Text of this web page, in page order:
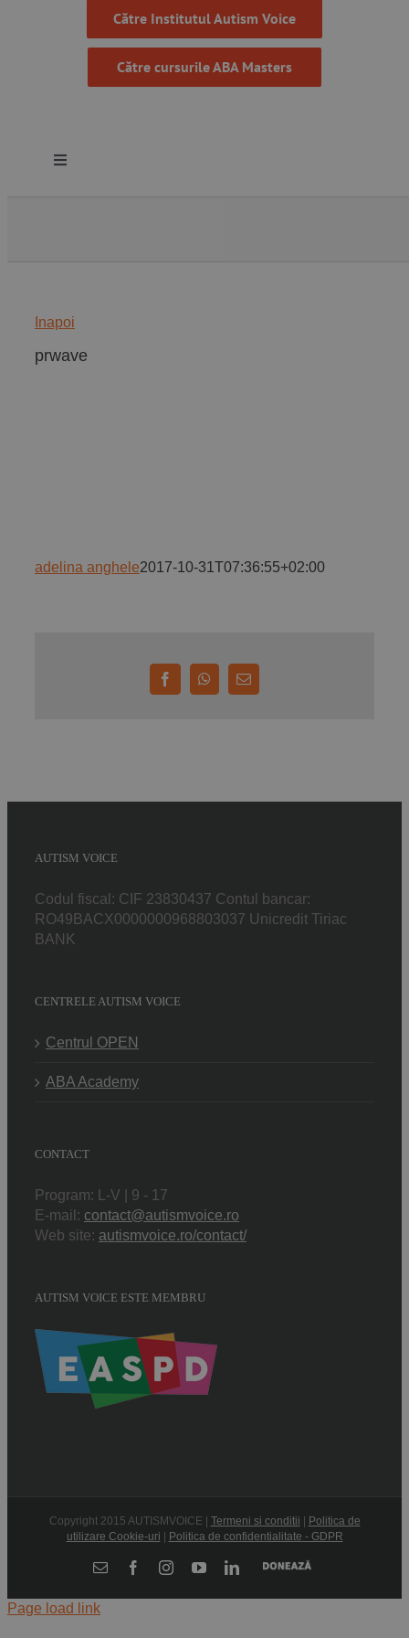
Către Institutul Autism Voice
Către cursurile ABA Masters
Toggle
Programe
Contact
Inapoi
prwave
adelina anghele2017-10-31T07:36:55+02:00
FacebookWhatsApp
E-
AUTISM VOICE
Codul fiscal: CIF 23830437 Contul bancar:
RO49BACX0000000968803037 Unicredit Tiriac
BANK
CENTRELE AUTISM VOICE
Centrul OPEN
ABA Academy
CONTACT
Program: L-V | 9 - 17
E-mail: contact@autismvoice.ro
Web site: autismvoice.ro/contact/
AUTISM VOICE ESTE MEMBRU
Copyright 2015 AUTISMVOICE | Termeni si conditii | Politica de
utilizare Cookie-uri | Politica de confidentialitate - GDPR
E-
FacebookInstagramYouTubeLinkedIn
Donează
Page load link